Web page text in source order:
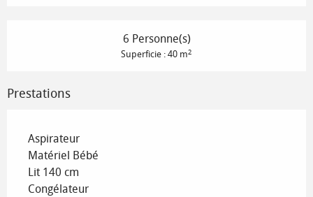
6 Personne(s)
Superficie : 40 m2
Prestations
Aspirateur
Matériel Bébé
Lit 140 cm
Congélateur